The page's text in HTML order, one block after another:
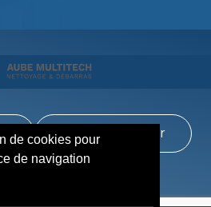
de cookies pour
de navigation
Nous localiser